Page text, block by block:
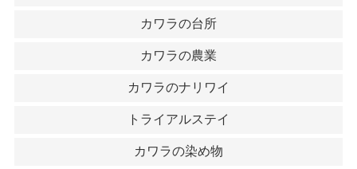
カワラの台所
カワラの農業
カワラのナリワイ
トライアルステイ
カワラの染め物